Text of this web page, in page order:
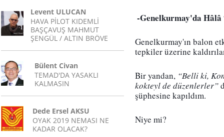
Levent ULUCAN
HAVA PİLOT KIDEMLİ
BAŞÇAVUŞ MAHMUT
ŞENGÜL / ALTIN BRÖVE
Bülent Civan
TEMAD'DA YASAKLI
KALMASIN
Dede Ersel AKSU
OYAK 2019 NEMASI NE
KADAR OLACAK?
-Genelkurmay'da
Genelkurmay'ın balon
tepkiler üzerine
Bir yandan, “Belli ki,
kokteyl de düzenlerler”
şüphesine kapıldım.
Niye mi?